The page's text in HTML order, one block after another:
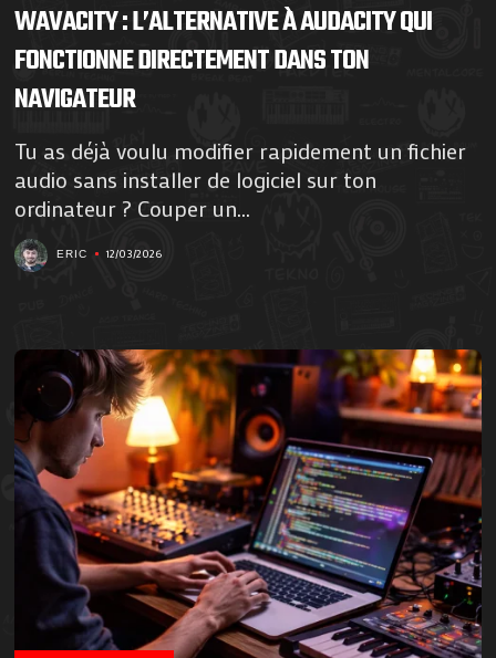
WAVACITY : L’ALTERNATIVE À AUDACITY QUI
FONCTIONNE DIRECTEMENT DANS TON
NAVIGATEUR
Tu as déjà voulu modifier rapidement un fichier
audio sans installer de logiciel sur ton
ordinateur ? Couper un...
ERIC 12/03/2026